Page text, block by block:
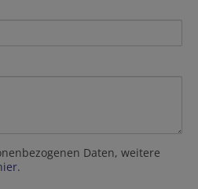
Daten, weitere
.